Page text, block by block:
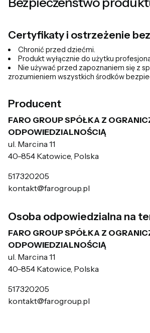
Certyfikaty i ostrzeżenie
Chronić przed dziećmi.
Produkt wyłącznie do użytku
Nie używać przed zapoznaniem się z
zrozumieniem wszystkich środków
Producent
FARO GROUP SPÓŁKA Z
ODPOWIEDZIALNOŚCIĄ
ul. Marcina 11
40-854 Katowice, Polska
517320205
kontakt@farogroup.pl
Osoba odpowiedzialna na
FARO GROUP SPÓŁKA Z
ODPOWIEDZIALNOŚCIĄ
ul. Marcina 11
40-854 Katowice, Polska
517320205
kontakt@farogroup.pl